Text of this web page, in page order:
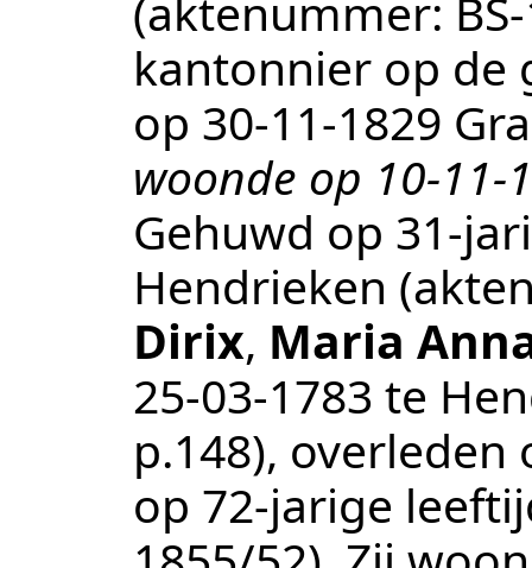
kantonnier op de
op 30‑11‑1829
woonde op 10-11-
Gehuwd op 31-
Hendrieken
Dirix, Maria
25‑03‑1783 te
p.148), overleden
op 72-jarige